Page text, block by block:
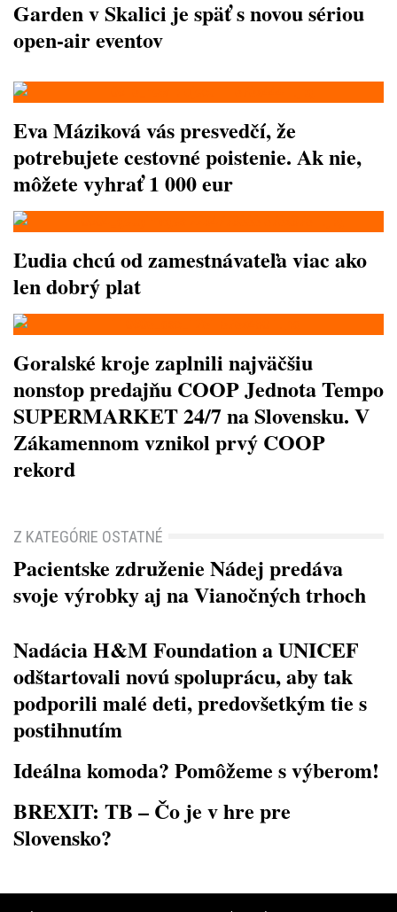
Garden v Skalici je späť s novou sériou
open-air eventov
Eva Máziková vás presvedčí, že
potrebujete cestovné poistenie. Ak nie,
môžete vyhrať 1 000 eur
Ľudia chcú od zamestnávateľa viac ako
len dobrý plat
Goralské kroje zaplnili najväčšiu
nonstop predajňu COOP Jednota Tempo
SUPERMARKET 24/7 na Slovensku. V
Zákamennom vznikol prvý COOP
rekord
Z KATEGÓRIE OSTATNÉ
Pacientske združenie Nádej predáva
svoje výrobky aj na Vianočných trhoch
Nadácia H&M Foundation a UNICEF
odštartovali novú spoluprácu, aby tak
podporili malé deti, predovšetkým tie s
postihnutím
Ideálna komoda? Pomôžeme s výberom!
BREXIT: TB – Čo je v hre pre
Slovensko?